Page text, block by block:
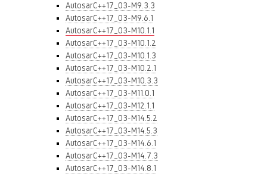
AutosarC++17_03-M9.3.3
AutosarC++17_03-M9.6.1
AutosarC++17_03-M10.1.1
AutosarC++17_03-M10.1.2
AutosarC++17_03-M10.1.3
AutosarC++17_03-M10.2.1
AutosarC++17_03-M10.3.3
AutosarC++17_03-M11.0.1
AutosarC++17_03-M12.1.1
AutosarC++17_03-M14.5.2
AutosarC++17_03-M14.5.3
AutosarC++17_03-M14.6.1
AutosarC++17_03-M14.7.3
AutosarC++17_03-M14.8.1